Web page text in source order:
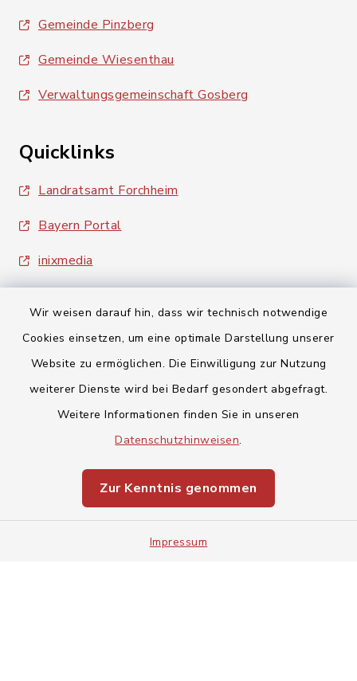
Wir weisen darauf hin, dass wir technisch notwendige
Cookies einsetzen, um eine optimale Darstellung unserer
Website zu ermöglichen. Die Einwilligung zur Nutzung
weiterer Dienste wird bei Bedarf gesondert abgefragt.
Weitere Informationen finden Sie in unseren
Datenschutzhinweisen.
Zur Kenntnis genommen
Impressum
Gemeinde Pinzberg
Gemeinde Wiesenthau
Verwaltungsgemeinschaft Gosberg
Quicklinks
Landratsamt Forchheim
Bayern Portal
inixmedia
Barrierefreiheit
Impressum
Sitemap